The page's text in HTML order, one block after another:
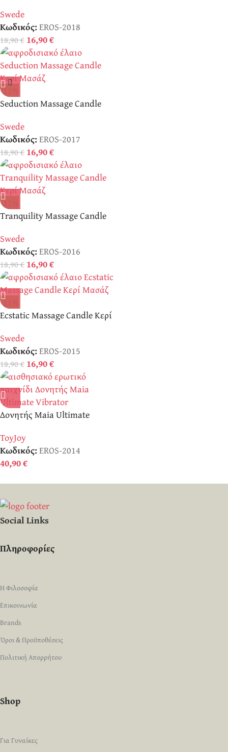
Swede
Κωδικός:EROS-2018
18,90€ 16,90€
-11%
Seduction Massage Candle
Swede
Κωδικός:EROS-2017
18,90€ 16,90€
-11%
Tranquility Massage Candle
Swede
Κωδικός:EROS-2016
18,90€ 16,90€
-11%
Ecstatic Massage Candle Κερί
Swede
Κωδικός:EROS-2015
18,90€ 16,90€
Δονητής Maia Ultimate
ToyJoy
Κωδικός:EROS-2014
40,90€
Social Links
Πληροφορίες
Η Φιλοσοφία
Επικοινωνία
Brands
Όροι & Προϋποθέσεις
Πολιτική Απορρήτου
Shop
Για Γυναίκες